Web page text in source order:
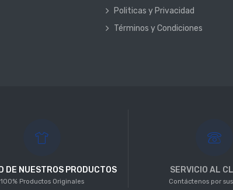
Politicas y Privacidad
Términos y Condiciones
DE NUESTROS PRODUCTOS
100% Productos Originales
SERVICIO AL
Contáctenos por